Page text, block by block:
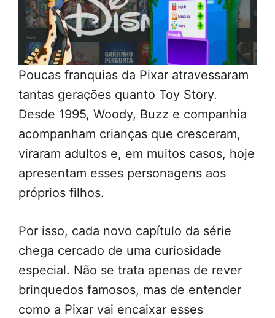
Poucas franquias da Pixar atravessaram
tantas gerações quanto Toy Story.
Desde 1995, Woody, Buzz e companhia
acompanham crianças que cresceram,
viraram adultos e, em muitos casos, hoje
apresentam esses personagens aos
próprios filhos.
Por isso, cada novo capítulo da série
chega cercado de uma curiosidade
especial. Não se trata apenas de rever
brinquedos famosos, mas de entender
como a Pixar vai encaixar esses